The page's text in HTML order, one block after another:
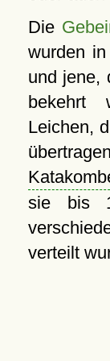
Die
wurden
und jene,
bekehrt
Leichen,
sie bis
verteilt